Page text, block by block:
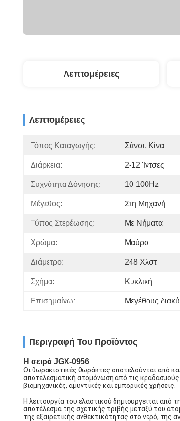
Λεπτομέρειες
Λεπτομέρειες
Τόπος Καταγωγής: Σάνσι, Κίνα
Διάρκεια: 2-12 Ίντσες
Συχνότητα Δόνησης: 10-100Hz
Μέγεθος: Στη Μηχανή
Τύπος Στερέωσης: Με Νήματα
Χρώμα: Μαύρο
Διάμετρο: 248 Χλστ
Σχήμα: Κυκλική
Επισημαίνω: Μεγέθους
Περιγραφή Του Προϊόντος
Η σειρά JGX-0956
Οι θωρακιστικές θωράκτες αποτελούνται από
αποτελεσματική απομόνωση από τις
βιομηχανικές, αμυντικές και εμπορικές χρήσεις.
Η λειτουργία του ελαστικού δημιουργείται από
αποτέλεσμα της σχετικής τριβής μεταξύ του
της εξαιρετικής ανθεκτικότητας στο νερό, της